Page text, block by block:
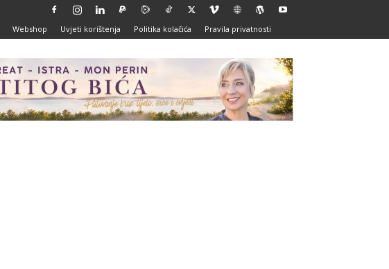
Webshop Uvjeti korištenja Politika kolačića Pravila privatnosti